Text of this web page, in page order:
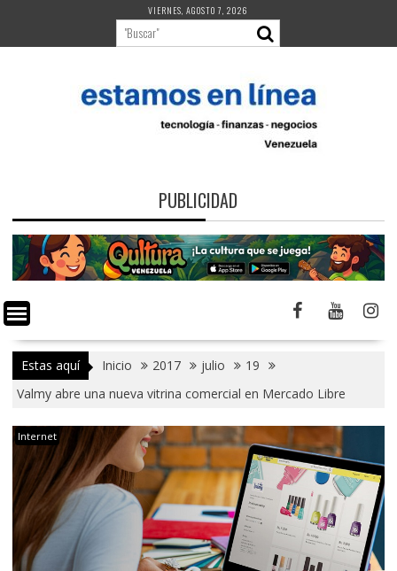
contenido
VIERNES, AGOSTO 7, 2026
PUBLICIDAD
Estas aquí Inicio 2017 julio
19
Valmy abre una nueva vitrina comercial en Mercado Libre
Internet